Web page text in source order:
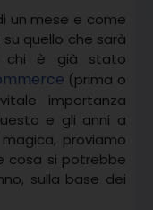
un mese e come
quello che sarà
chi è già stato
(prima o
importanza
e gli anni a
proviamo
cosa si potrebbe
sulla base dei